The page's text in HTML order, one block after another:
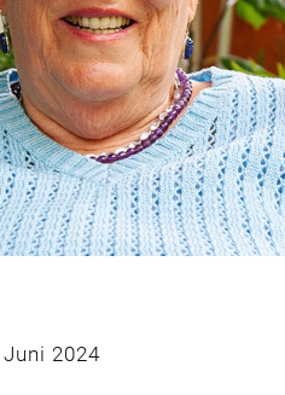
Juni 2024